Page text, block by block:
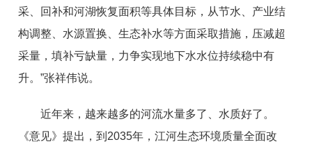
采、回补和河湖恢复面积等具体目标，从节水、产业结
构调整、水源置换、生态补水等方面采取措施，压减超
采量，填补亏缺量，力争实现地下水水位持续稳中有
升。”张祥伟说。
近年来，越来越多的河流水量多了、水质好了。
《意见》提出，到2035年，江河生态环境质量全面改